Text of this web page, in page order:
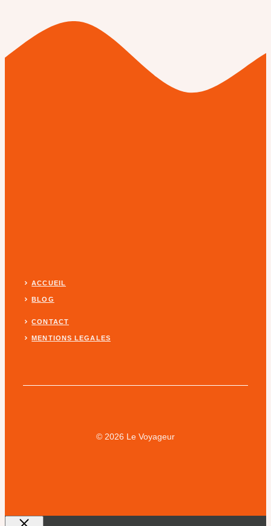
ACCUEIL
BLOG
CONTACT
MENTIONS LEGALES
© 2026 Le Voyageur